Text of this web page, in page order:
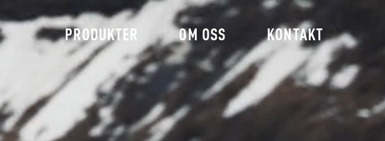
PRODUKTER OM OSS KONTAKT